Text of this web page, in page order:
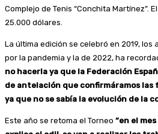
Complejo de Tenis “Conchita Martínez”.
25.000 dólares.
La última edición se celebró en 2019, los
por la pandemia y la de 2022, ha
no hacerla ya que la Federación
de antelación que confirmáramos las
ya que no se sabía la evolución de la
Este año se retoma el Torneo “en el